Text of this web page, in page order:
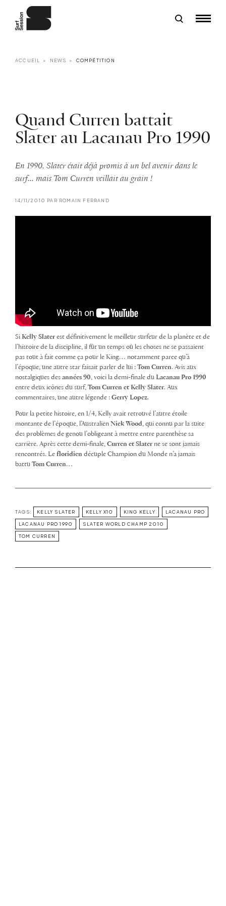
ACCUEIL NEWS COMPÉTITION
Quand Curren battait
Slater au Lacanau Pro 1990
En 1990, Slater était déjà promis à un bel avenir dans le
surf... mais Tom Curren veillait au grain !
14/11/2010 PAR ROMAIN FERRAND
Si Kelly Slaterest définitivement le meilleur surfeur de la planète et de
l’histoire de la discipline, il fût un temps où les choses ne se passaient
pas tout à fait comme ça pour le King… notamment parce qu’à
l’époque, une autre star faisait parler de lui : Tom Curren. Avis aux
nostalgiques des années 90, voici la demi-finale du Lacanau Pro 1990
entre deux icônes du surf, Tom Curren et Kelly Slater. Aux
commentaires, une autre légende : Gerry Lopez.
Pour la petite histoire, en 1/4, Kelly avait retrouvé l’autre étoile
montante de l’époque, l’Australien Nick Wood , qui connu par la suite
des problèmes de genou l’obligeant à mettre entre parenthèse sa
carrière. Après cette demi-finale, Curren et Slaterne se sont jamais
rencontrés. Le floridien décuple Champion du Monde n’a jamais
battu Tom Curren…
TAGS: KELLY SLATER KELLY X10 KING KELLY LACANAU PRO
LACANAU PRO 1990 SLATER WORLD CHAMP 2010
TOM CURREN